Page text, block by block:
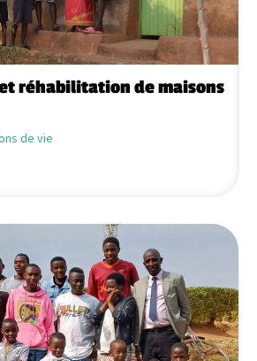
réhabilitation de maisons
de vie